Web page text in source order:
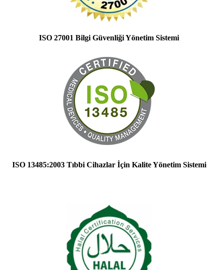
ISO 27001 Bilgi Güvenliği Yönetim Sistemi
ISO 13485:2003 Tıbbi Cihazlar İçin Kalite Yönetim Sistemi